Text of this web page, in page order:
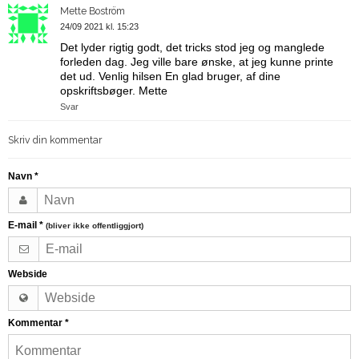
Mette Boström
24/09 2021 kl. 15:23
Det lyder rigtig godt, det tricks stod jeg og manglede
forleden dag. Jeg ville bare ønske, at jeg kunne printe
det ud. Venlig hilsen En glad bruger, af dine
opskriftsbøger. Mette
Svar
Skriv din kommentar
Navn *
E-mail * (bliver ikke offentliggjort)
Webside
Kommentar *